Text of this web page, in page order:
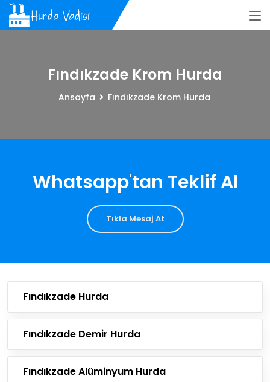
Fındıkzade Krom Hurda
Ansayfa Fındıkzade Krom Hurda
Whatsapp'tan Teklif Al
Tıkla Mesaj At
Fındıkzade Hurda
Fındıkzade Demir Hurda
Fındıkzade Alüminyum Hurda